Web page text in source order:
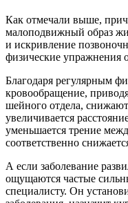
Как отмечали выше,
малоподвижный образ
и искривление
физические упражнения
Благодаря регулярным
кровообращение,
шейного отдела,
увеличивается
уменьшается трение
соответственно
А если заболевание
ощущаются частые
специалисту. Он